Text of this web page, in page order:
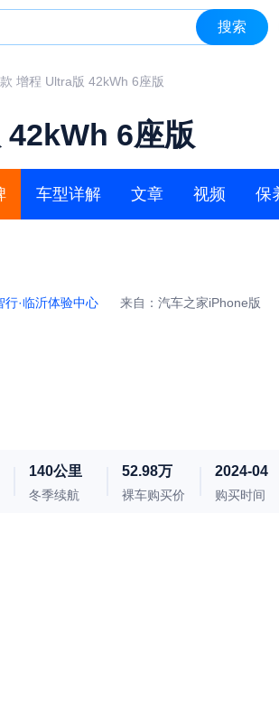
搜索
增程 Ultra版 42kWh 6座版
6座版
车型详解 文章 视频 保
行·临沂体验中心 来自：汽车之家iPhone版
140公里
冬季续航
52.98万
裸车购买价
2024-04
购买时间